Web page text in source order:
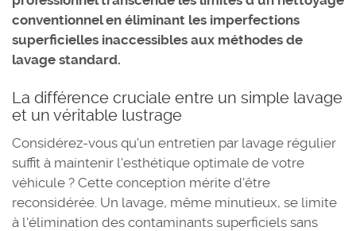
conventionnel en éliminant les imperfections
superficielles inaccessibles aux méthodes de
lavage standard.
La différence cruciale entre un simple lavage
et un véritable lustrage
Considérez-vous qu'un entretien par lavage régulier
suffit à maintenir l'esthétique optimale de votre
véhicule ? Cette conception mérite d'être
reconsidérée. Un lavage, même minutieux, se limite
à l'élimination des contaminants superficiels sans